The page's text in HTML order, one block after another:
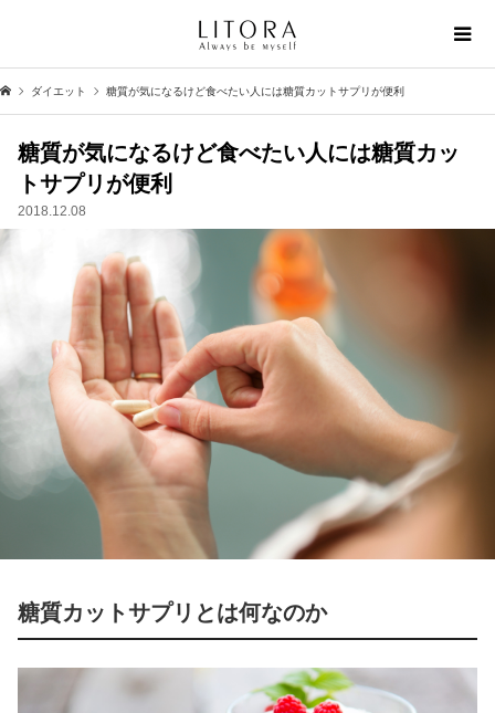
ダイエット 糖質が気になるけど食べたい人には糖質カットサプリが便利
糖質が気になるけど食べたい人には糖質カッ
トサプリが便利
2018.12.08
糖質カットサプリとは何なのか